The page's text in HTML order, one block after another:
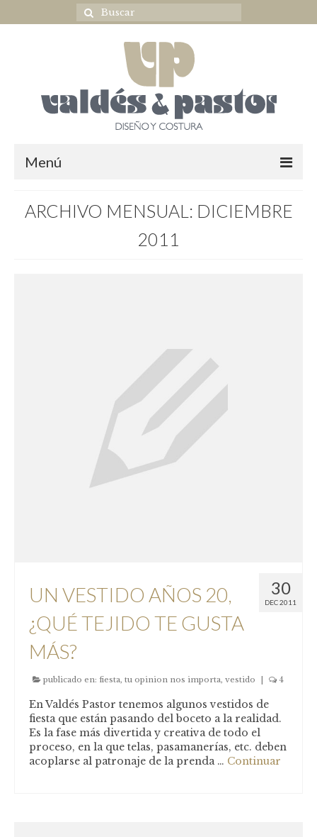
Menú
Complementos comunión
NUESTRAS CLIENTAS
Donde estamos
Blog
ARCHIVO MENSUAL: DICIEMBRE
2011
30
DEC 2011
UN VESTIDO AÑOS 20,
¿QUÉ TEJIDO TE GUSTA
MÁS?
publicado en: fiesta, tu opinion nos importa, vestido 4
En Valdés Pastor tenemos algunos vestidos de
fiesta que están pasando del boceto a la realidad.
Es la fase más divertida y creativa de todo el
proceso, en la que telas, pasamanerías, etc. deben
acoplarse al patronaje de la prenda … Continuar